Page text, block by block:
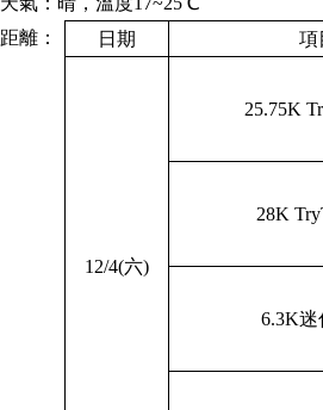
距離：
日期 項
12/4(六)
25.75K
28K
6.3K